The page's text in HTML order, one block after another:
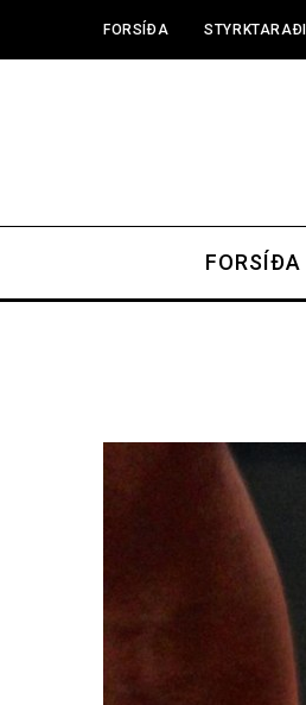
FORSÍÐA
FORSÍÐA